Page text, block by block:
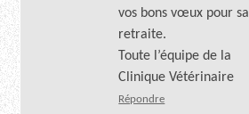
vos bons vœux pour sa
retraite.
Toute l’équipe de la
Clinique Vétérinaire
Répondre